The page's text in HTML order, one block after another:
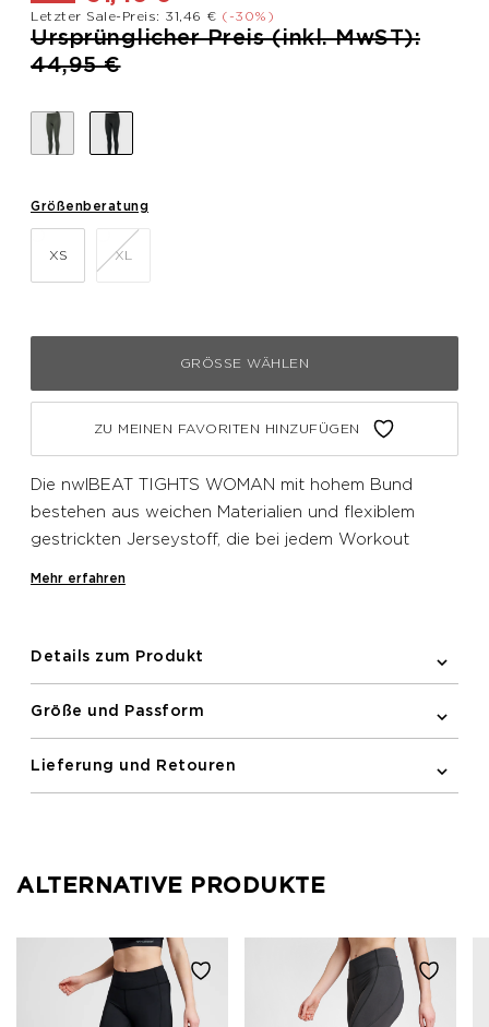
Letzter Sale-Preis: 31,46 € (-30%)
Preis reduziert von
Ursprünglicher Preis (inkl. MwST):
44,95 €bis
Größenberatung
XS XL
GRÖSSE WÄHLEN
ZU MEINEN FAVORITEN HINZUFÜGEN
Die nwlBEAT TIGHTS WOMAN mit hohem Bund
bestehen aus weichen Materialien und flexiblem
gestrickten Jerseystoff, die bei jedem Workout
Mehr erfahren
Details zum Produkt
Größe und Passform
Lieferung und Retouren
ALTERNATIVE PRODUKTE